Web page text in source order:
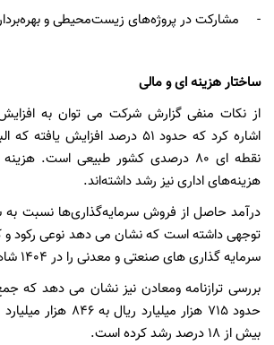
- مشارکت در پروژه‌های زیست‌محیطی و
ساختار هزینه ای و مالی
از نکات منفی گزارش شرکت می توان به
اشاره کرد که حدود ۵۱ درصد افزایش یافته که
نقطه ای 80 درصدی کشور طبیعی است.
هزینه‌های اداری نیز رشد داشته‌اند.
درآمد حاصل از فروش سرمایه‌گذاری‌ها نسبت
توجهی داشته است که نشان می دهد نوعی رکود
سرمایه گذاری های صنعتی و معدنی را در 1404 شاهد بوده ایم.
بررسی ترازنامه ومعادن نیز نشان می دهد که
حدود۷۱۵ هزار میلیارد ریال به۸۴۶ هزار
بیش از 18 درصد رشد کرده است.